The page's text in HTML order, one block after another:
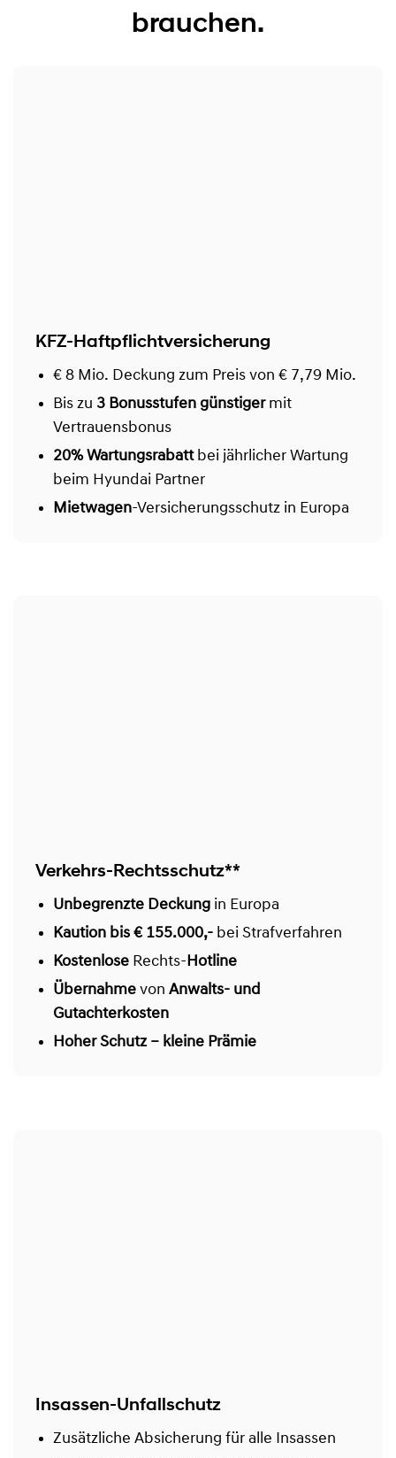
brauchen.
KFZ-Haftpflichtversicherung
€ 8 Mio. Deckung zum Preis von € 7,79 Mio.
Bis zu 3 Bonusstufen günstigermit
Vertrauensbonus
20% Wartungsrabatt bei jährlicher Wartung
beim Hyundai Partner
Mietwagen-Versicherungsschutz in Europa
Verkehrs-Rechtsschutz**
Unbegrenzte Deckung in Europa
Kaution bis € 155.000,- bei Strafverfahren
Kostenlose Rechts-Hotline
Übernahme von Anwalts- und
Gutachterkosten
Hoher Schutz – kleine Prämie
Insassen-Unfallschutz
Zusätzliche Absicherung für alle Insassen